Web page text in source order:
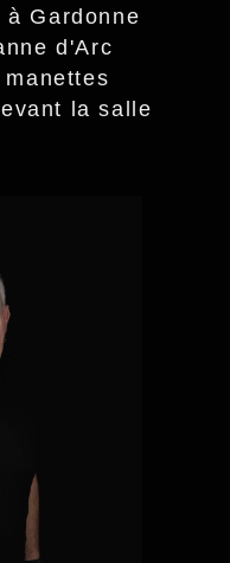
Gardonne
d'Arc
la salle